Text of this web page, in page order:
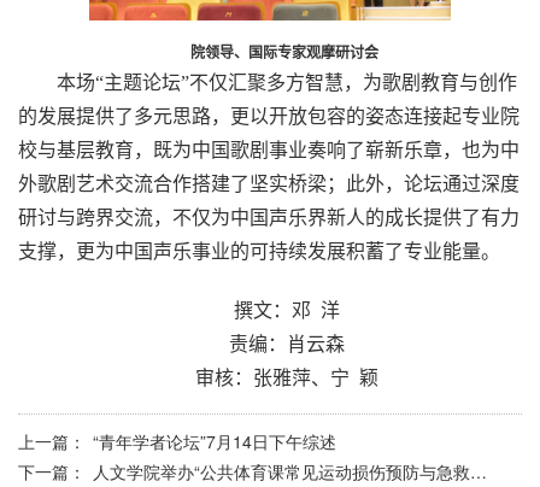
院领导、国际专家观摩研讨会
本场“主题论坛”不仅汇聚多方智慧，为歌剧教育与创作
的发展提供了多元思路，更以开放包容的姿态连接起专业院
校与基层教育，既为中国歌剧事业奏响了崭新乐章，也为中
外歌剧艺术交流合作搭建了坚实桥梁；此外，论坛通过深度
研讨与跨界交流，不仅为中国声乐界新人的成长提供了有力
支撑，更为中国声乐事业的可持续发展积蓄了专业能量。
撰文：邓 洋
责编：肖云森
审核：张雅萍、宁 颖
上一篇： “青年学者论坛”7月14日下午综述
下一篇：
人文学院举办“公共体育课常见运动损伤预防与急救处理”专题教研活动